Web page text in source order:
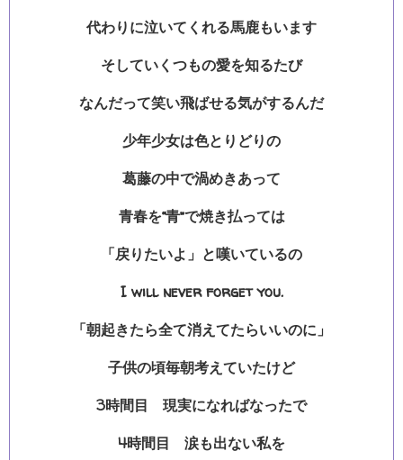
代わりに泣いてくれる馬鹿もいます
そしていくつもの愛を知るたび
なんだって笑い飛ばせる気がするんだ
少年少女は色とりどりの
葛藤の中で渦めきあって
青春を“青”で焼き払っては
「戻りたいよ」と嘆いているの
I will never forget you.
「朝起きたら全て消えてたらいいのに」
子供の頃毎朝考えていたけど
3時間目 現実になればなったで
4時間目 涙も出ない私を